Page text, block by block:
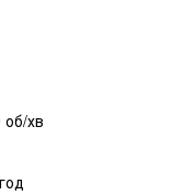
хв